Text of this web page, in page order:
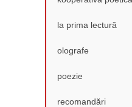
la prima lectură
olografe
poezie
recomandări